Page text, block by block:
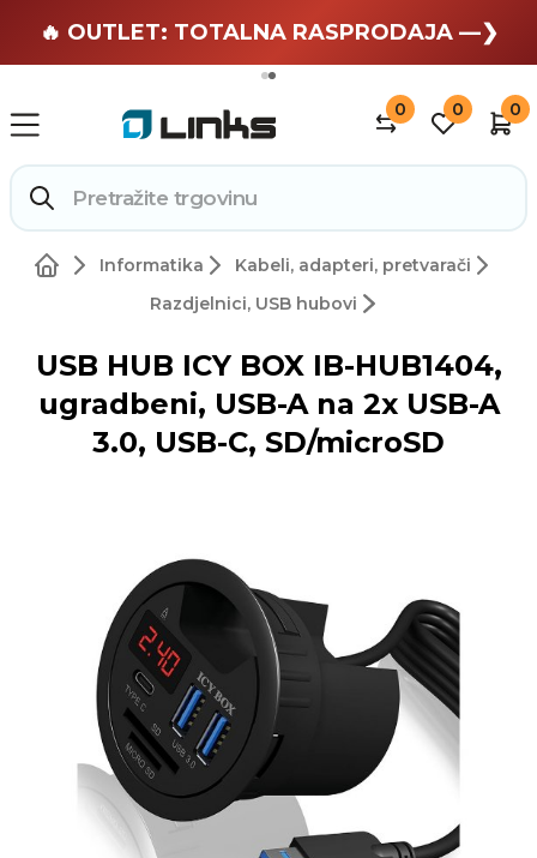
🏄 Zaslužuješ odmor —❯
🔥 OUTLET: TOTALNA RASPRODAJA —❯
0 0 0
Informatika
Kabeli, adapteri, pretvarači
Razdjelnici, USB hubovi
USB HUB ICY BOX IB-HUB1404,
ugradbeni, USB-A na 2x USB-A
3.0, USB-C, SD/microSD